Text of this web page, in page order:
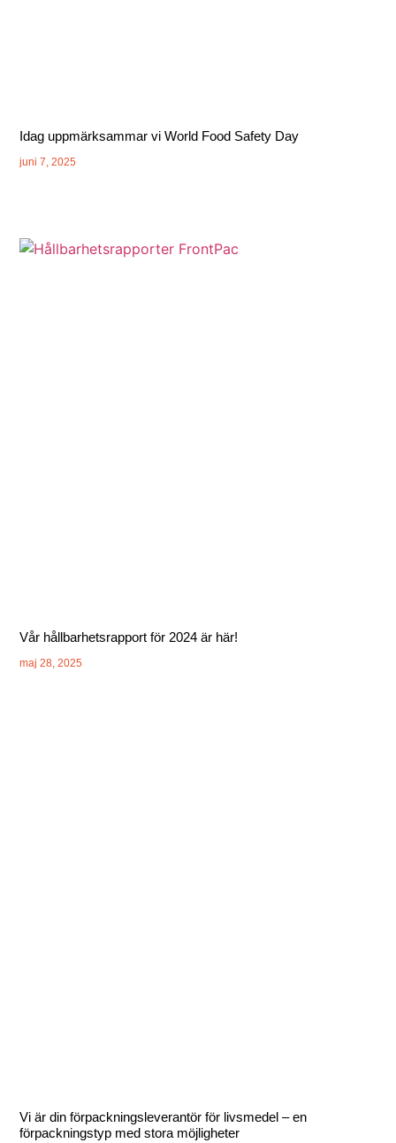
Idag uppmärksammar vi World Food Safety Day
juni 7, 2025
Vår hållbarhetsrapport för 2024 är här!
maj 28, 2025
Vi är din förpackningsleverantör för livsmedel – en
förpackningstyp med stora möjligheter